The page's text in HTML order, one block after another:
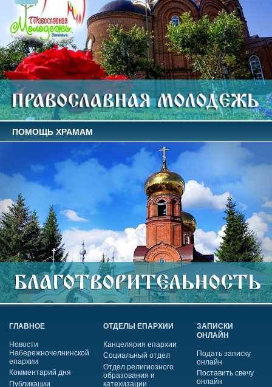
ПОМОЩЬ ХРАМАМ
ГЛАВНОЕ
Новости
Набережночелнинской
епархии
Комментарий дня
Публикации
ОТДЕЛЫ ЕПАРХИИ
Канцелярия епархии
Социальный отдел
Отдел религиозного
образования и
катехизации
ЗАПИСКИ
ОНЛАЙН
Подать записку
онлайн
Поставить свечу
онлайн